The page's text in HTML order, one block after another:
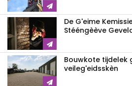
De G'eime
Stééngèève
Bouwkote tijdelek
veileg'eidsskèn